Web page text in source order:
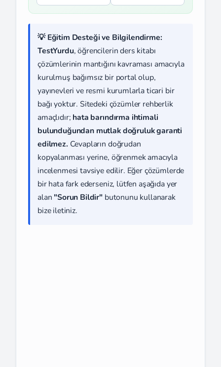
💡 Eğitim Desteği ve Bilgilendirme:
TestYurdu, öğrencilerin ders kitabı
çözümlerinin mantığını kavraması amacıyla
kurulmuş bağımsız bir portal olup,
yayınevleri ve resmi kurumlarla ticari bir
bağı yoktur. Sitedeki çözümler rehberlik
amaçlıdır; hata barındırma ihtimali
bulunduğundan mutlak doğruluk garanti
edilmez. Cevapların doğrudan
kopyalanması yerine, öğrenmek amacıyla
incelenmesi tavsiye edilir. Eğer çözümlerde
bir hata fark ederseniz, lütfen aşağıda yer
alan "Sorun Bildir" butonunu kullanarak
bize iletiniz.